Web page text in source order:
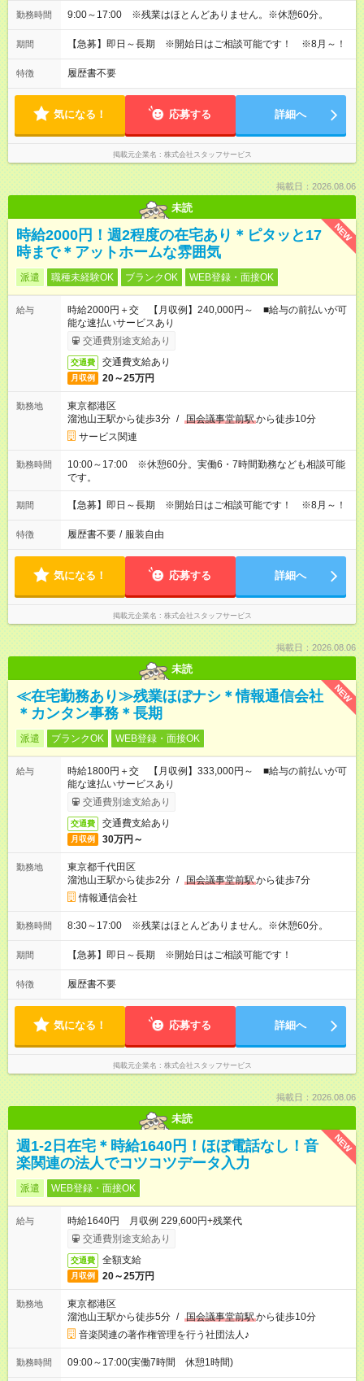
勤務時間 9:00～17:00 ※残業はほとんどありません。※休憩60分。
期間 【急募】即日～長期 ※開始日はご相談可能です！ ※8月～！
特徴 履歴書不要
気になる！ 応募する 詳細へ
掲載元企業名 株式会社スタッフサービス
掲載日：2026.08.06
未読
NEW
時給2000円！週2程度の在宅あり＊ピタッと17
時まで＊アットホームな雰囲気
派遣 職種未経験OK ブランクOK WEB登録・面接OK
給与
時給2000円＋交 【月収例】240,000円～ ■給与の前払いが可
能な速払いサービスあり
交通費別途支給あり
交通費 交通費支給あり
月収例 20～25万円
勤務地
東京都港区
溜池山王駅から徒歩3分 / 国会議事堂前駅から徒歩10分
サービス関連
勤務時間
10:00～17:00 ※休憩60分。実働6・7時間勤務なども相談可能
です。
期間 【急募】即日～長期 ※開始日はご相談可能です！ ※8月～！
特徴 履歴書不要 / 服装自由
気になる！ 応募する 詳細へ
掲載元企業名 株式会社スタッフサービス
掲載日：2026.08.06
未読
NEW
≪在宅勤務あり≫残業ほぼナシ＊情報通信会社
＊カンタン事務＊長期
派遣 ブランクOK WEB登録・面接OK
給与
時給1800円＋交 【月収例】333,000円～ ■給与の前払いが可
能な速払いサービスあり
交通費別途支給あり
交通費 交通費支給あり
月収例 30万円～
勤務地
東京都千代田区
溜池山王駅から徒歩2分 / 国会議事堂前駅から徒歩7分
情報通信会社
勤務時間 8:30～17:00 ※残業はほとんどありません。※休憩60分。
期間 【急募】即日～長期 ※開始日はご相談可能です！
特徴 履歴書不要
気になる！ 応募する 詳細へ
掲載元企業名 株式会社スタッフサービス
掲載日：2026.08.06
未読
NEW
週1-2日在宅＊時給1640円！ほぼ電話なし！音
楽関連の法人でコツコツデータ入力
派遣 WEB登録・面接OK
給与
時給1640円 月収例 229,600円+残業代
交通費別途支給あり
交通費 全額支給
月収例 20～25万円
勤務地
東京都港区
溜池山王駅から徒歩5分 / 国会議事堂前駅から徒歩10分
音楽関連の著作権管理を行う社団法人♪
勤務時間 09:00～17:00(実働7時間 休憩1時間)